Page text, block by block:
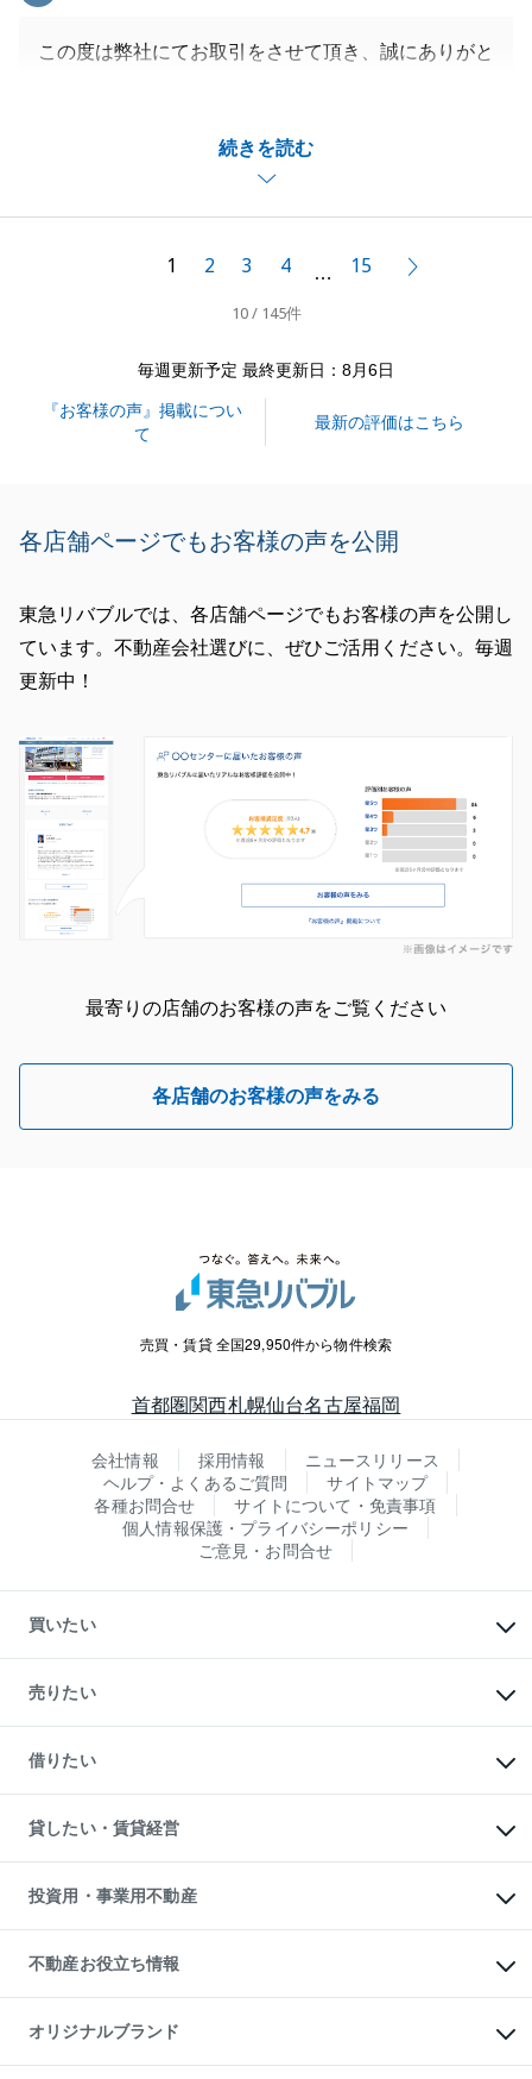
続きを読む
この度は弊社にてお取引をさせて頂き、誠にありがと
ねて感謝申し上げます。
S様にご満足頂ける提案・お取引ができたこと担当と
して嬉しく思います。
今後とも、よろしくお願い申し上げます。
1 2 3 4 … 15
10 / 145件
毎週更新予定 最終更新日：8月6日
『お客様の声』掲載につい
て
最新の評価はこちら
各店舗ページでもお客様の声を公開
東急リバブルでは、各店舗ページでもお客様の声を公開し
ています。不動産会社選びに、ぜひご活用ください。毎週
更新中！
最寄りの店舗のお客様の声をご覧ください
各店舗のお客様の声をみる
売買・賃貸 全国29,950件から物件検索
首都圏関西札幌仙台名古屋福岡
会社情報 採用情報
ニュースリリース
ヘルプ・よくあるご質問
サイトマップ
各種お問合せ
サイトについて・免責事項
個人情報保護・プライバシーポリシー
ご意見・お問合せ
買いたい
新築・分譲マンションの購入
中古マンションの購入
一戸建ての購入
中古一戸建ての購入
不動産購入の流れ
注目キーワード物件特集
購入ガイド
English 繁体中文簡体中文
売りたい
一戸建ての売却・査定
土地の売却・査定
スピードAI査定
不動産査定について
不動産売却の流れ
不動産買換えの流れ
売却ガイド
借りたい
オフィス・店舗の賃貸
借りるときの流れ
借りるガイド
貸したい・賃貸経営
マンション賃料データ
賃貸管理プラン
リロケーションについて
貸すガイド
投資用・事業用不動産
事業用不動産
マンション投資
投資用マンション
アパート経営
収益物件
不動産お役立ち情報
マンションライブラリー
人気マンションランキング
暮らしに役立つ不動産メディア
オリジナルブランド